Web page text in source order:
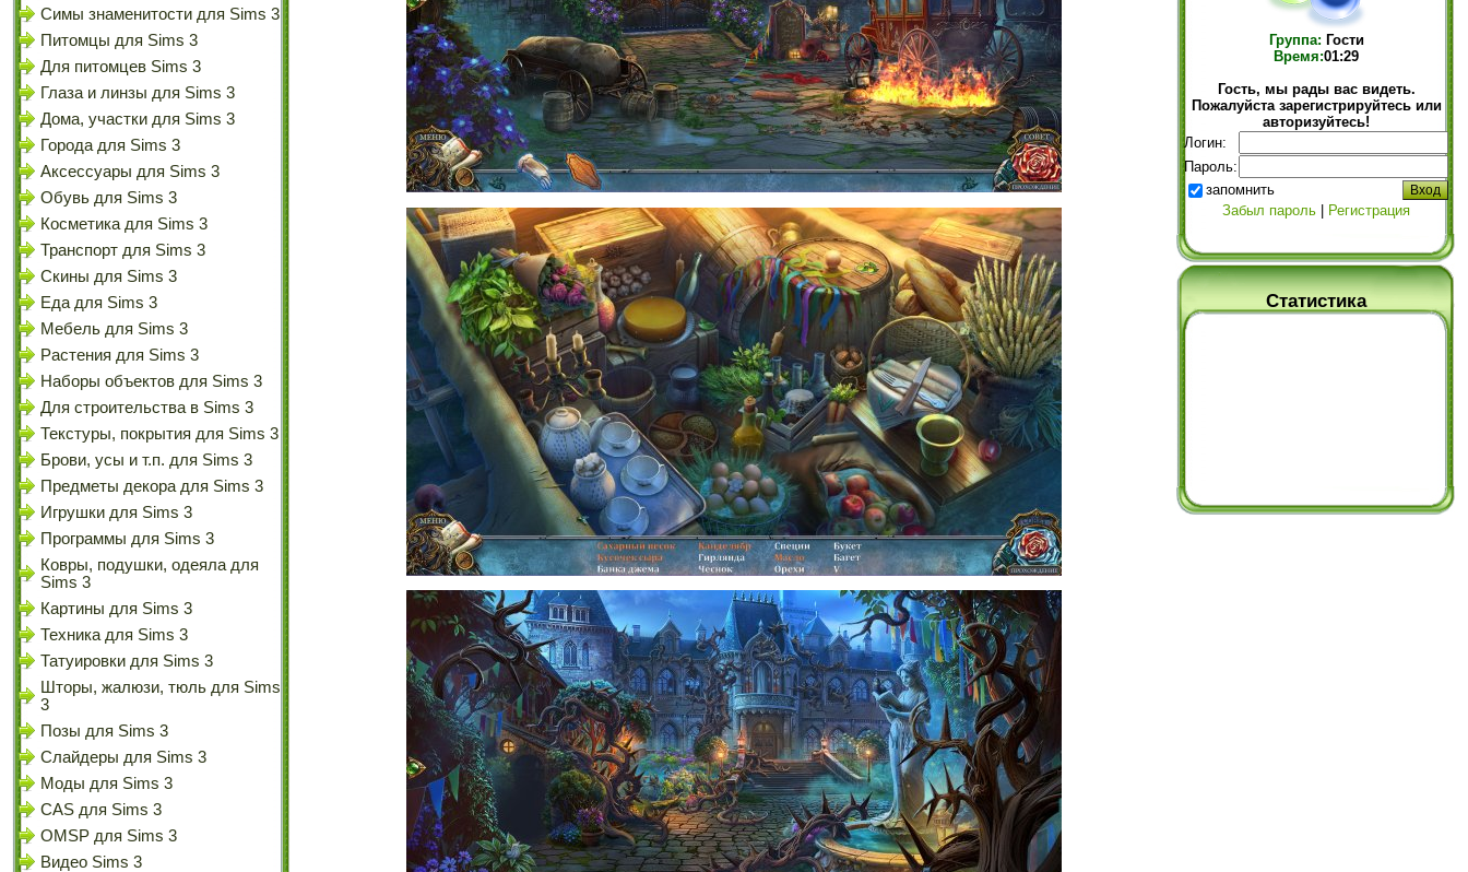
Симы знаменитости для Sims 3
Питомцы для Sims 3
Для питомцев Sims 3
Глаза и линзы для Sims 3
Дома, участки для Sims 3
Города для Sims 3
Аксессуары для Sims 3
Обувь для Sims 3
Косметика для Sims 3
Транспорт для Sims 3
Скины для Sims 3
Еда для Sims 3
Мебель для Sims 3
Растения для Sims 3
Наборы объектов для Sims 3
Для строительства в Sims 3
Текстуры, покрытия для Sims 3
Брови, усы и т.п. для Sims 3
Предметы декора для Sims 3
Игрушки для Sims 3
Программы для Sims 3
Ковры, подушки, одеяла для
Sims 3
Картины для Sims 3
Техника для Sims 3
Татуировки для Sims 3
Шторы, жалюзи, тюль для Sims
3
Позы для Sims 3
Слайдеры для Sims 3
Моды для Sims 3
CAS для Sims 3
OMSP для Sims 3
Видео Sims 3
Группа: Гости
Время:01:29
Гость, мы рады вас видеть.
Пожалуйста зарегистрируйтесь или
авторизуйтесь!
Логин:
Пароль:
запомнить
Забыл пароль
Регистрация
Статистика